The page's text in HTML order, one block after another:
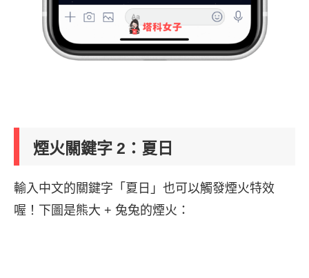
煙火關鍵字 2：夏日
輸入中文的關鍵字「夏日」也可以觸發煙火特效
喔！下圖是熊大 + 兔兔的煙火：